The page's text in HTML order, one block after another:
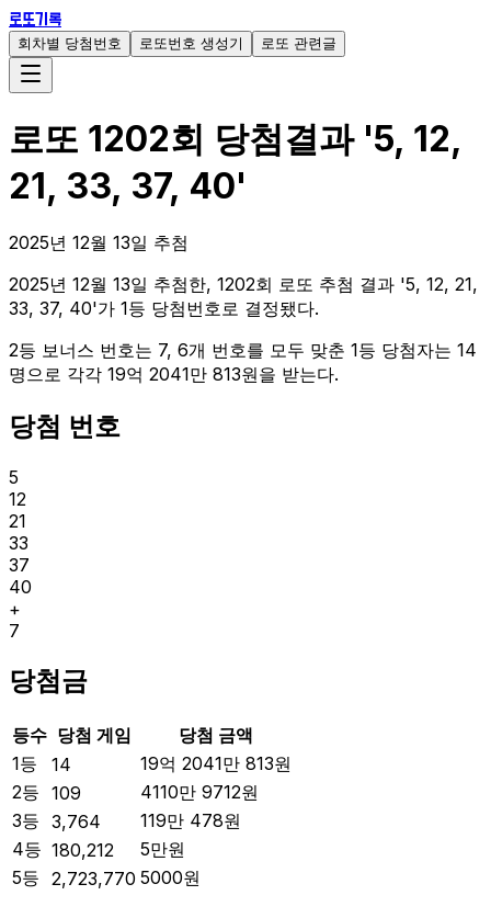
로또기록
회차별 당첨번호 로또번호 생성기 로또 관련글
로또 1202회 당첨결과'5, 12,
21, 33, 37, 40'
2025년 12월 13일 추첨
2025년 12월 13일 추첨한, 1202회 로또 추첨 결과 '5, 12, 21,
33, 37, 40'가 1등 당첨번호로 결정됐다.
2등 보너스 번호는 7, 6개 번호를 모두 맞춘 1등 당첨자는 14
명으로 각각 19억 2041만 813원을 받는다.
당첨 번호
5
12
21
33
37
40
+
7
당첨금
등수 당첨 게임
당첨 금액
1등
14 19억 2041만 813원
2등 109 4110만 9712원
3등 3,764 119만 478원
4등 180,212 5만원
5등 2,723,770 5000원